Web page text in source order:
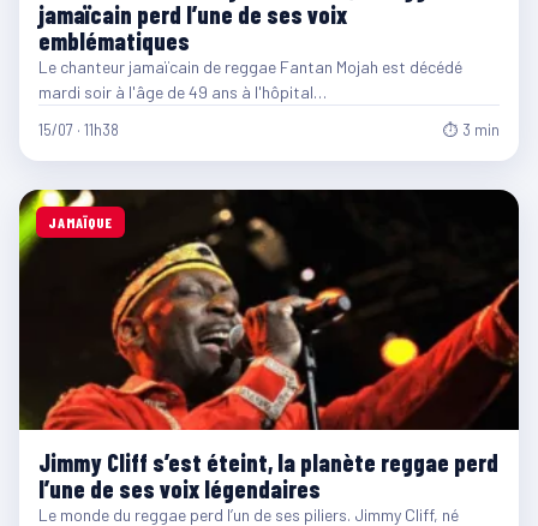
jamaïcain perd l’une de ses voix
emblématiques
Le chanteur jamaïcain de reggae Fantan Mojah est décédé
mardi soir à l'âge de 49 ans à l'hôpital…
15/07 · 11h38 ⏱ 3 min
JAMAÏQUE
Jimmy Cliff s’est éteint, la planète reggae perd
l’une de ses voix légendaires
Le monde du reggae perd l’un de ses piliers. Jimmy Cliff, né